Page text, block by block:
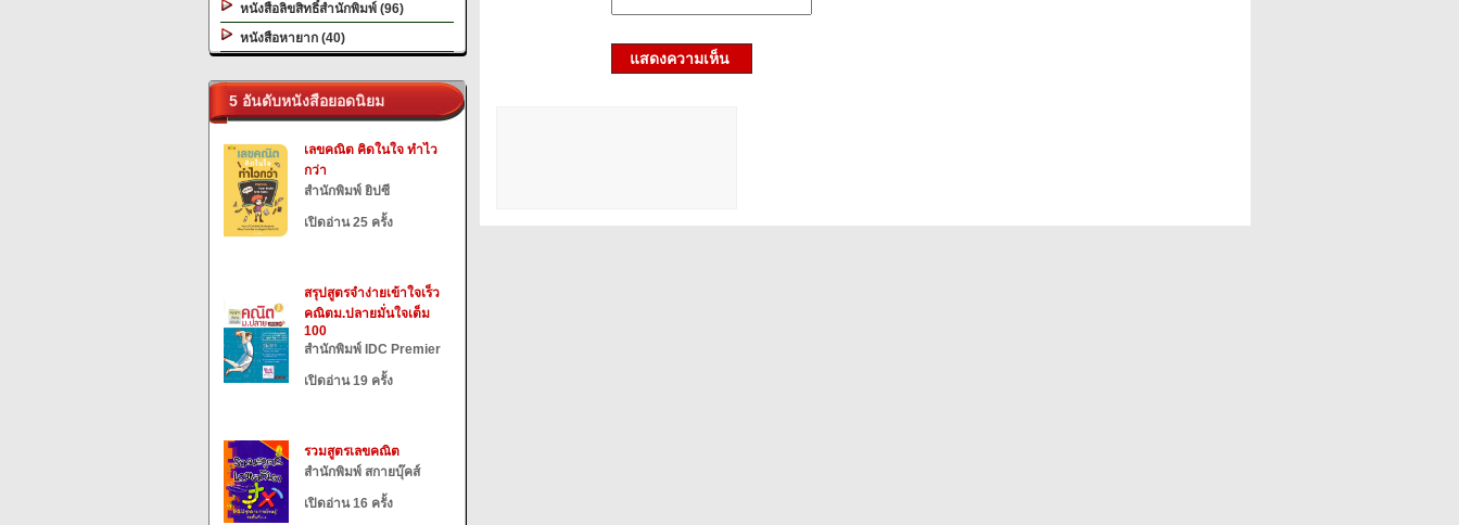
หนังสือลิขสิทธิ์สำนักพิมพ์ (96)
หนังสือหายาก (40)
5 อันดับหนังสือยอดนิยม
เลขคณิต คิดในใจ ทำไว
กว่า
สำนักพิมพ์ ยิปซี
เปิดอ่าน 25 ครั้ง
สรุปสูตรจำง่ายเข้าใจเร็ว
คณิตม.ปลายมั่นใจเต็ม
100
สำนักพิมพ์ IDC Premier
เปิดอ่าน 19 ครั้ง
รวมสูตรเลขคณิต
สำนักพิมพ์ สกายบุ๊คส์
เปิดอ่าน 16 ครั้ง
แสดงความเห็น